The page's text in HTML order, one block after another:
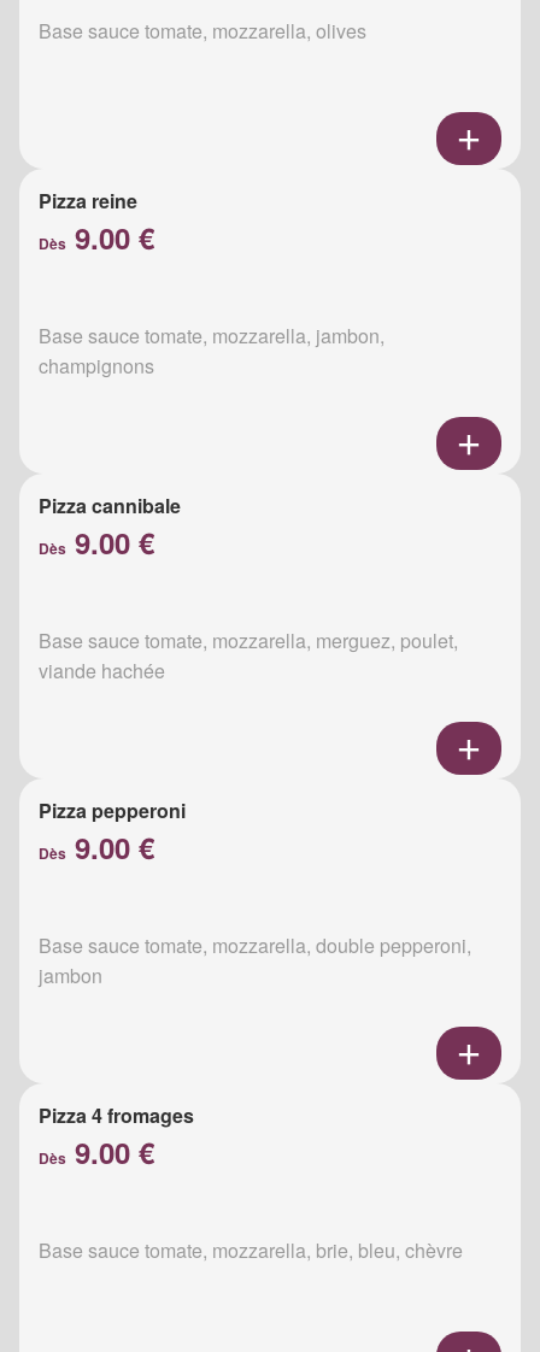
Base sauce tomate, mozzarella, olives
Pizza reine
Dès 9.00 €
Base sauce tomate, mozzarella, jambon,
champignons
Pizza cannibale
Dès 9.00 €
Base sauce tomate, mozzarella, merguez, poulet,
viande hachée
Pizza pepperoni
Dès 9.00 €
Base sauce tomate, mozzarella, double pepperoni,
jambon
Pizza 4 fromages
Dès 9.00 €
Base sauce tomate, mozzarella, brie, bleu, chèvre